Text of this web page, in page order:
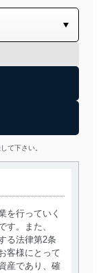
て下さい。
を行っていく
す。また、
る法律第2条
客様にとって
産であり、確